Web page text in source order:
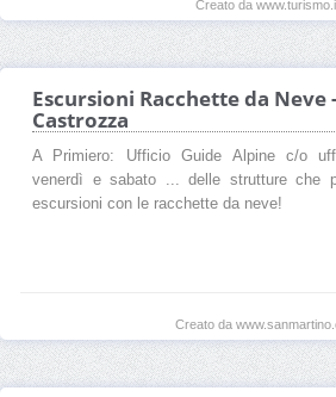
Creato da
Escursioni Racchette da Neve
Castrozza
A Primiero: Ufficio Guide Alpine c/o
venerdì e sabato ... delle strutture che
escursioni con le racchette da neve!
Creato da